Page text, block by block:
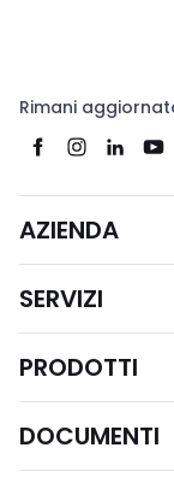
Rimani
AZIENDA
SERVIZI
PRODOTTI
DOCUMENTI